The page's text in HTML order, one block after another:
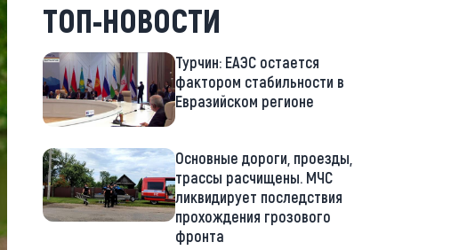
ТОП-НОВОСТИ
Турчин: ЕАЭС остается
фактором стабильности в
Евразийском регионе
Основные дороги, проезды,
трассы расчищены. МЧС
ликвидирует последствия
прохождения грозового
фронта